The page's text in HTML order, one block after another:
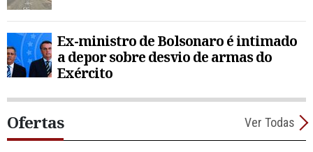
Ex-ministro de Bolsonaro é intimado
a depor sobre desvio de armas do
Exército
Ofertas Ver Todas